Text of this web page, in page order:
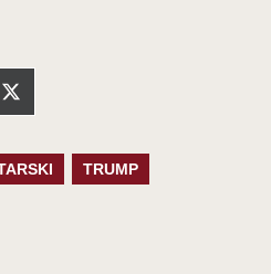
Share
on
X
(Twitter)
TRUMP